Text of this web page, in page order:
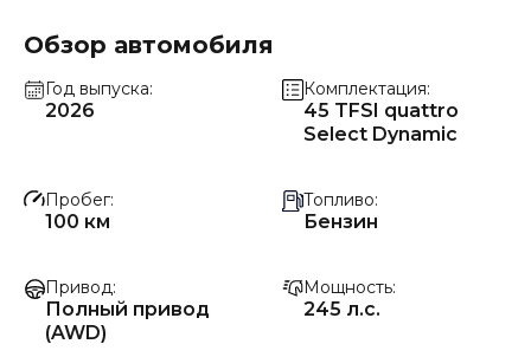
Обзор автомобиля
Год выпуска
2026
Комплектация
45 TFSI quattro
Select Dynamic
Пробег
100 км
Топливо
Бензин
Привод
Полный привод
(AWD)
Мощность
245 л.с.